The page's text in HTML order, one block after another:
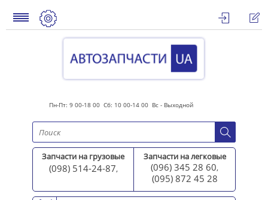
Пн-Пт: 9 00-18 00 Сб: 10 00-14 00 Вс - Выходной
Запчасти на грузовые
(098) 514-24-87,
Запчасти на легковые
(096) 345 28 60,
(095) 872 45 28